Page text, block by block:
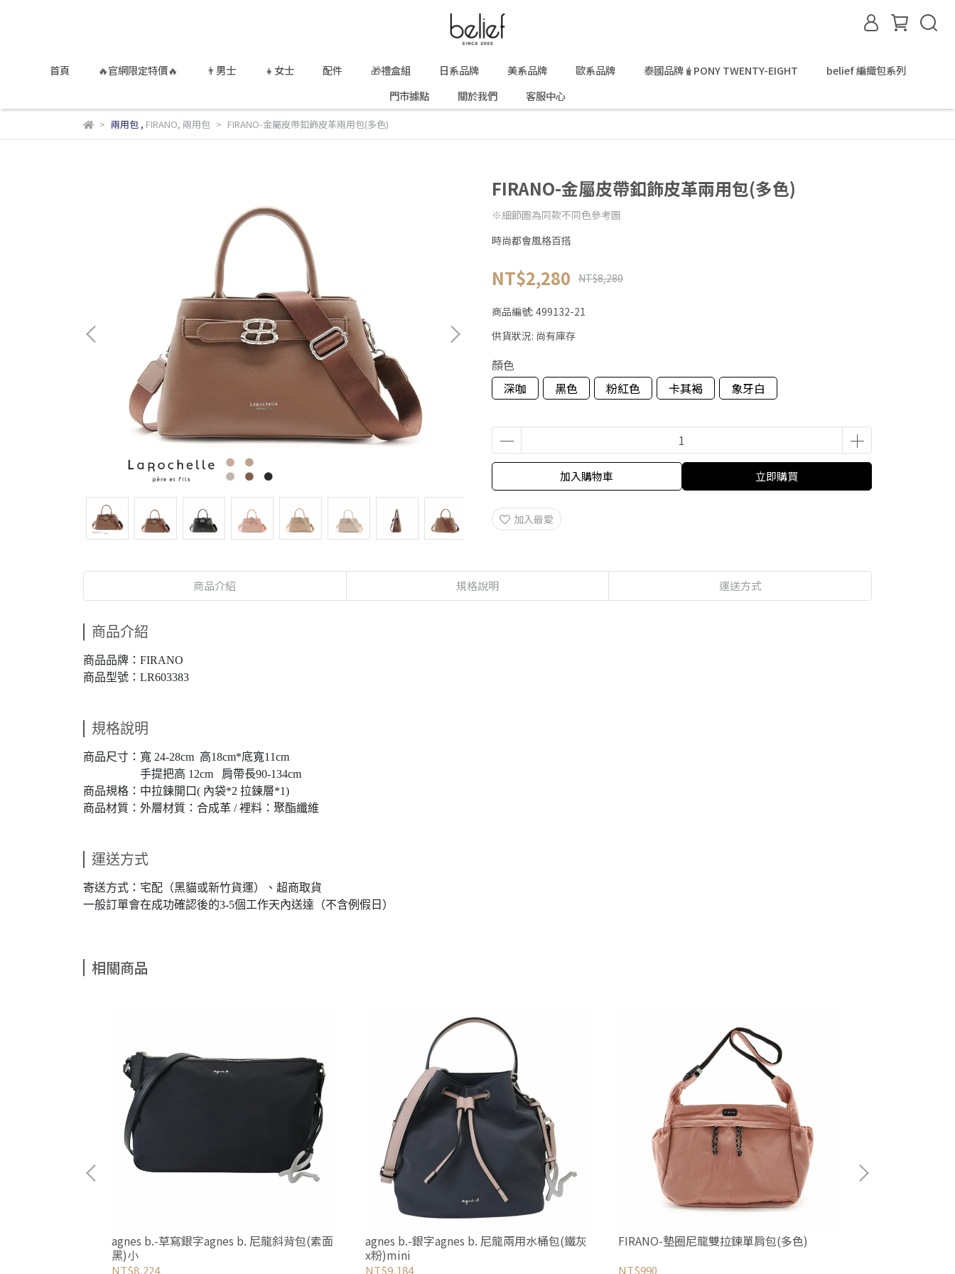
首頁 🔥官網限定特價🔥 👨男士 👧女士 配件 🎁禮盒組 日系品牌 美系品牌 歐系品牌 泰國品牌🧋PONY TWENTY-EIGHT
belief 編織包系列
門市據點
關於我們 客服中心
兩用包, FIRANO, 兩用包 FIRANO-金屬皮帶釦飾皮革兩用包(多色)
FIRANO-金屬皮帶釦飾皮革兩用包(多色)
※細節圖為同款不同色參考圖
時尚都會風格百搭
NT$2,280 NT$8,280
商品編號: 499132-21
供貨狀況: 尚有庫存
顏色
深咖
黑色 粉紅色 卡其褐 象牙白
加入購物車 立即購買
加入最愛
商品介紹 規格說明 運送方式
商品介紹
商品品牌：FIRANO
商品型號：LR603383
規格說明
商品尺寸：寬 24-28cm 高18cm*底寬11cm
手提把高 12cm 肩帶長90-134cm
商品規格：中拉鍊開口( 內袋*2 拉鍊層*1)
商品材質：外層材質：合成革 / 裡料：聚酯纖維
運送方式
寄送方式：宅配（黑貓或新竹貨運）、超商取貨
一般訂單會在成功確認後的3-5個工作天內送達（不含例假日）
相關商品
agnes b.-草寫銀字agnes b. 尼龍斜背包(素面
黑)小
NT$8,224
agnes b.-銀字agnes b. 尼龍兩用水桶包(鐵灰
x粉)mini
NT$9,184
FIRANO-墊圈尼龍雙拉鍊單肩包(多色)
NT$990